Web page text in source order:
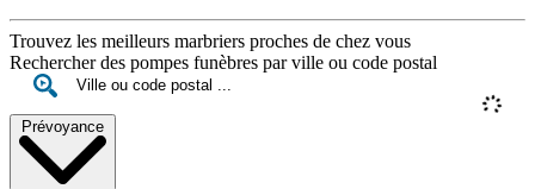
Trouvez les meilleurs marbriers proches de chez vous
Rechercher des pompes funèbres par ville ou code postal
Prévoyance